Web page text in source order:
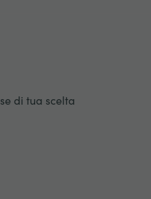
di tua scelta